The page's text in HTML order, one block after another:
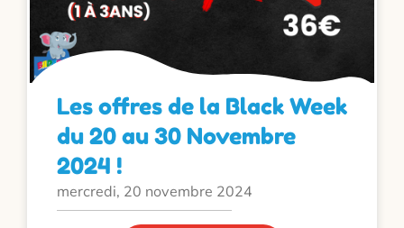
Les offres de la Black Week
du 20 au 30 Novembre
2024 !
mercredi, 20 novembre 2024